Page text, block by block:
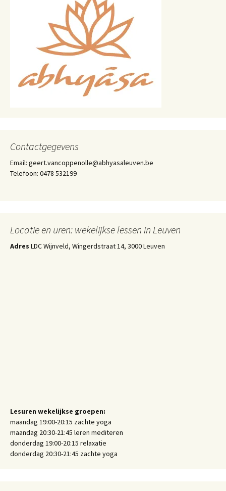
Contactgegevens
Email: geert.vancoppenolle@abhyasaleuven.be
Telefoon: 0478 532199
Locatie en uren: wekelijkse lessen in Leuven
Adres LDC Wijnveld, Wingerdstraat 14, 3000 Leuven
Lesuren wekelijkse groepen:
maandag 19:00-20:15 zachte yoga
maandag 20:30-21:45 leren mediteren
donderdag 19:00-20:15 relaxatie
donderdag 20:30-21:45 zachte yoga